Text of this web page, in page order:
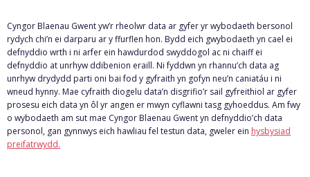
Cyngor Blaenau Gwent yw’r rheolwr data ar gyfer yr wybodaeth bersonol
rydych chi’n ei darparu ar y ffurflen hon. Bydd eich gwybodaeth yn cael ei
defnyddio wrth i ni arfer ein hawdurdod swyddogol ac ni chaiff ei
defnyddio at unrhyw ddibenion eraill. Ni fyddwn yn rhannu’ch data ag
unrhyw drydydd parti oni bai fod y gyfraith yn gofyn neu’n caniatáu i ni
wneud hynny. Mae cyfraith diogelu data’n disgrifio’r sail gyfreithiol ar gyfer
prosesu eich data yn ôl yr angen er mwyn cyflawni tasg gyhoeddus. Am fwy
o wybodaeth am sut mae Cyngor Blaenau Gwent yn defnyddio’ch data
personol, gan gynnwys eich hawliau fel testun data, gweler ein hysbysiad
preifatrwydd.